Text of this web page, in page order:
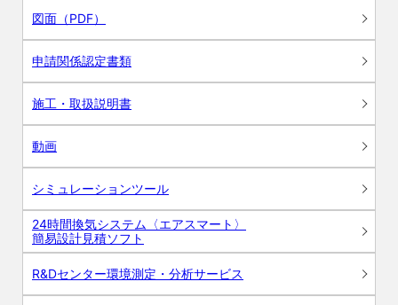
図面（PDF）
申請関係認定書類
施工・取扱説明書
動画
シミュレーションツール
24時間換気システム〈エアスマート〉
簡易設計見積ソフト
R&Dセンター環境測定・分析サービス